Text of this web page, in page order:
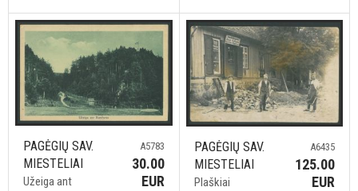
PAGĖGIŲ SAV.
MIESTELIAI
Užeiga ant
A5783
30.00
EUR
PAGĖGIŲ SAV.
MIESTELIAI
Plaškiai
A6435
125.00
EUR